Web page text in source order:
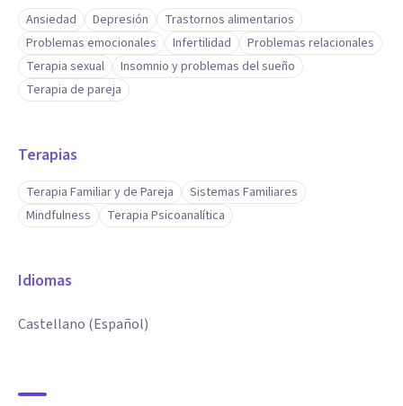
Ansiedad Depresión
Trastornos alimentarios
Problemas emocionales
Infertilidad
Problemas relacionales
Terapia sexual
Insomnio y problemas del sueño
Terapia de pareja
Terapias
Terapia Familiar y de Pareja
Sistemas Familiares
Mindfulness
Terapia Psicoanalítica
Idiomas
Castellano (Español)